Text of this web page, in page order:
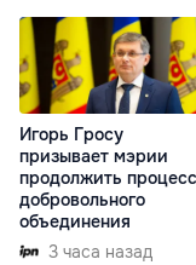
Игорь Гросу
призывает мэрии
продолжить процесс
добровольного
объединения
3 часа назад